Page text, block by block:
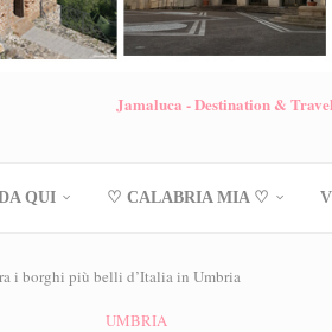
Jamaluca - Destination &
QUI ♡ CALABRIA MIA ♡
i borghi più belli d’Italia in Umbria
UMBRIA